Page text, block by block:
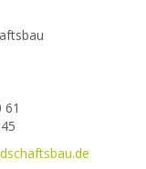
3 10 61